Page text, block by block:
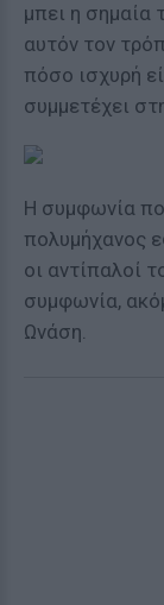
μπει η σημαία
αυτόν τον
πόσο ισχυρή
συμμετέχει
Η συμφωνία
πολυμήχανος
οι αντίπαλοί
συμφωνία,
Ωνάση.